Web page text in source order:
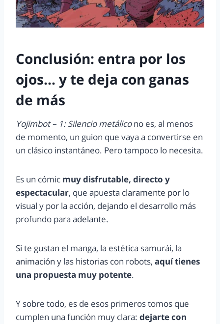
Conclusión: entra por los
ojos… y te deja con ganas
de más
Yojimbot – 1: Silencio metálicono es, al menos
de momento, un guion que vaya a convertirse en
un clásico instantáneo. Pero tampoco lo necesita.
Es un cómic muy disfrutable, directo y
espectacular, que apuesta claramente por lo
visual y por la acción, dejando el desarrollo más
profundo para adelante.
Si te gustan el manga, la estética samurái, la
animación y las historias con robots, aquí tienes
una propuesta muy potente.
Y sobre todo, es de esos primeros tomos que
cumplen una función muy clara: dejarte con